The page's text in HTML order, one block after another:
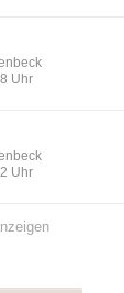
Uhr
Uhr